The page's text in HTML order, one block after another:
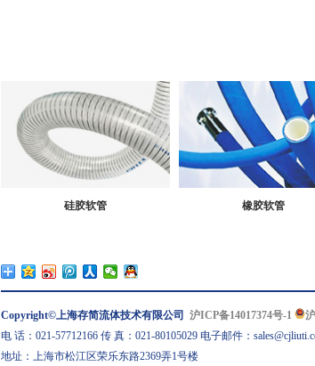
硅胶软管 橡胶软管
Copyright©上海存简流体技术有限公司 沪ICP备14017374号-1
电 话：021-57712166 传 真：021-80105029 电子邮件：
地址：上海市松江区荣乐东路2369弄1号楼